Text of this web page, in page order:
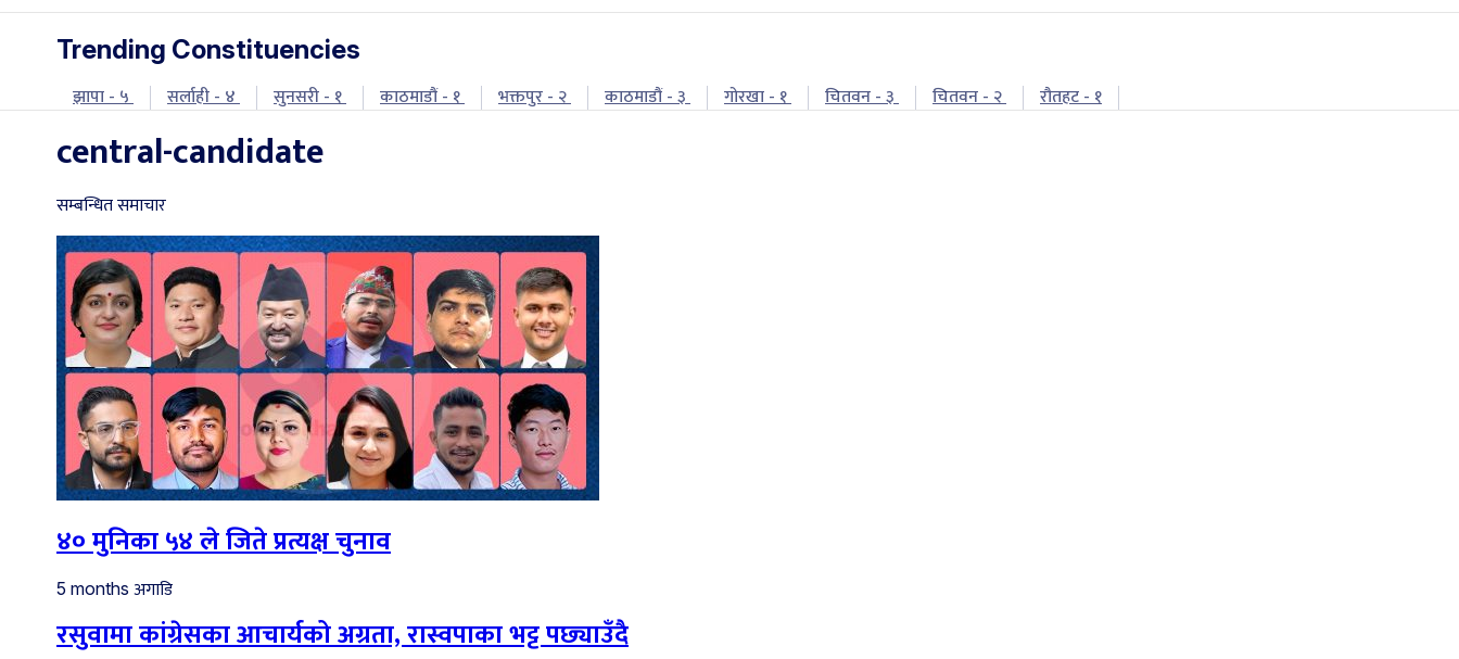
Trending Constituencies
झापा - ५ सर्लाही - ४ सुनसरी - १ काठमाडौं - १ भक्तपुर - २ काठमाडौं - ३ गोरखा - १ चितवन - ३ चितवन - २ रौतहट - १
central-candidate
सम्बन्धित समाचार
४० मुनिका ५४ ले जिते प्रत्यक्ष चुनाव
5 months अगाडि
रसुवामा कांग्रेसका आचार्यको अग्रता, रास्वपाका भट्ट पछ्याउँदै